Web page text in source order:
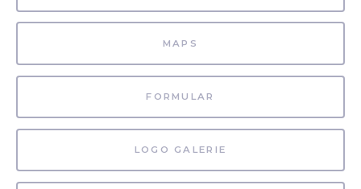
MAPS
FORMULAR
LOGO GALERIE